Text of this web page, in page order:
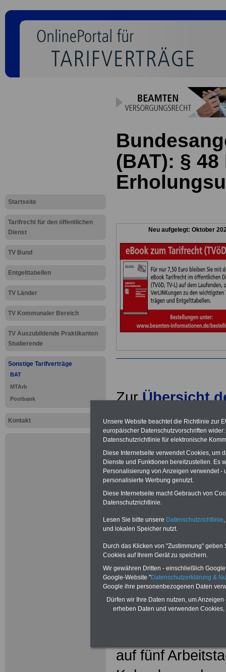
Startseite
Tarifrecht für den öffentlichen
Dienst
TV Bund
Entgelttabellen
TV Länder
TV Kommunaler Bereich
TV Auszubildende Praktikanten
Studierende
Sonstige Tarifverträge
BAT
MTArb
Postbank
Kontakt
(BAT): §
Neu aufgelegt: Oktober
ZurÜbersicht
.
.
§ 48 Dauer
(1) Der
Angestellten,
auf fünf
Unsere Website beachtet die Richtlinie zur
europäischer Datenschutzvorschriften
Datenschutzrichtlinie für elektronische
Diese Internetseite verwendet Cookies, um
Dienste und Funktionen bereitzustellen. Es
Personalisierung von Anzeigen verwendet
personalisierte Werbung genutzt.
Diese Internetseite macht Gebrauch von
Datenschutzrichtlinie.
Lesen Sie bitte unsere Datenschutzrichtlinie
und lokalen Speicher nutzt.
Durch das Klicken von "Zustimmung"
Cookies auf Ihrem Gerät zu speichern.
Wir gewähren Dritten - einschließlich
Google-Website "Datenschutzerklärung &
Google ihre personenbezogenen Daten
Dürfen wir Ihre Daten nutzen, um
erheben Daten und verwenden